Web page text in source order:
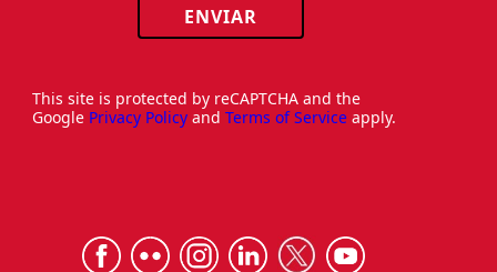
ENVIAR
This site is protected by reCAPTCHA and the
Google Privacy Policy and Terms of Service apply.